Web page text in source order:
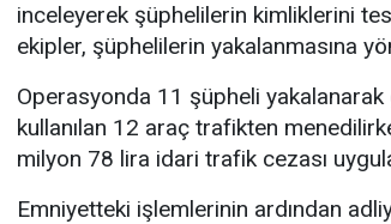
inceleyerek şüphelilerin kimliklerini
ekipler, şüphelilerin yakalanmasına
Operasyonda 11 şüpheli yakalanarak
kullanılan 12 araç trafikten
milyon 78 lira idari trafik cezası
Emniyetteki işlemlerinin ardından